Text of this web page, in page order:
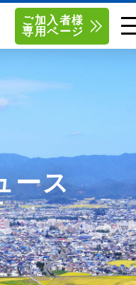
34-2525
210-1200
南東北センター(福島)
〒960-8252
福島県福島市御山字一本松17-1-
1
ご加入者様
専用ページ
ース